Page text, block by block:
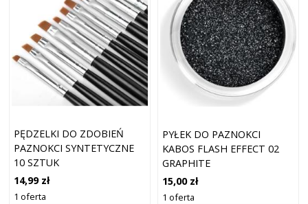
PĘDZELKI DO ZDOBIEŃ
PAZNOKCI SYNTETYCZNE
10 SZTUK
14,99 zł
1 oferta
PYŁEK DO PAZNOKCI
KABOS FLASH EFFECT 02
GRAPHITE
15,00 zł
1 oferta